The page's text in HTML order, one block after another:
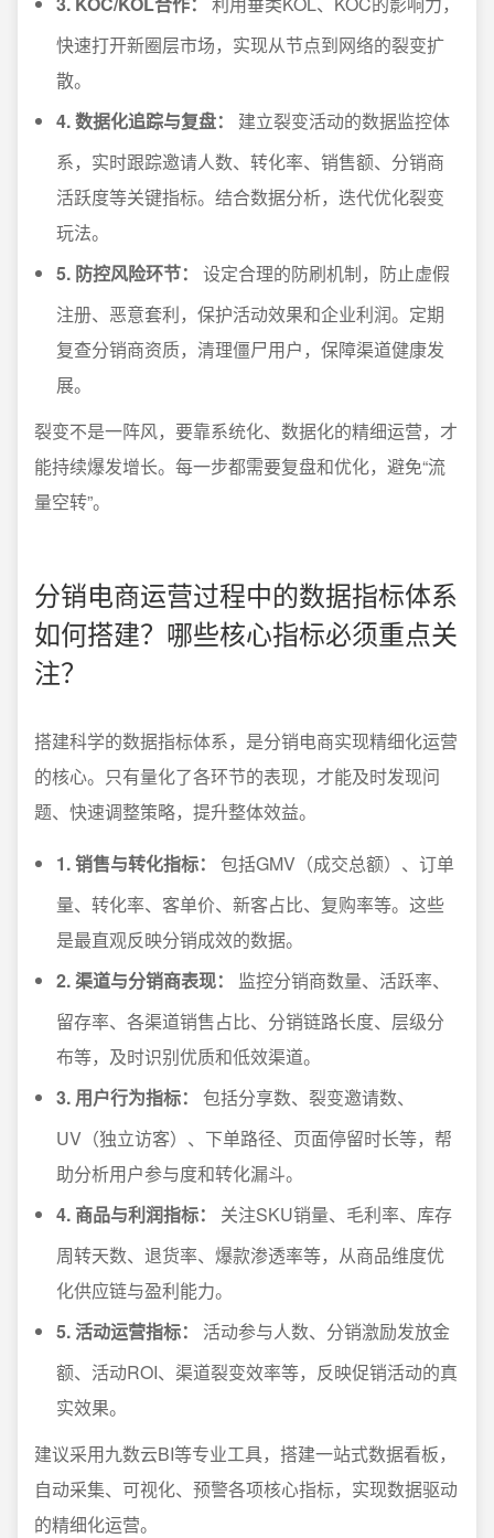
快速打开新圈层市场，实现从节点到网络的裂变扩
散。
4. 数据化追踪与复盘：
建立裂变活动的数据监控体
系，实时跟踪邀请人数、转化率、销售额、分销商
活跃度等关键指标。结合数据分析，迭代优化裂变
玩法。
5. 防控风险环节：
设定合理的防刷机制，防止虚假
注册、恶意套利，保护活动效果和企业利润。定期
复查分销商资质，清理僵尸用户，保障渠道健康发
展。
裂变不是一阵风，要靠系统化、数据化的精细运营，才
能持续爆发增长。每一步都需要复盘和优化，避免“流
量空转”。
分销电商运营过程中的数据指标体系
如何搭建？哪些核心指标必须重点关
注？
搭建科学的数据指标体系，是分销电商实现精细化运营
的核心。只有量化了各环节的表现，才能及时发现问
题、快速调整策略，提升整体效益。
1. 销售与转化指标：
包括GMV（成交总额）、订单
量、转化率、客单价、新客占比、复购率等。这些
是最直观反映分销成效的数据。
2. 渠道与分销商表现：
监控分销商数量、活跃率、
留存率、各渠道销售占比、分销链路长度、层级分
布等，及时识别优质和低效渠道。
3. 用户行为指标：
包括分享数、裂变邀请数、
UV（独立访客）、下单路径、页面停留时长等，帮
助分析用户参与度和转化漏斗。
4. 商品与利润指标：
关注SKU销量、毛利率、库存
周转天数、退货率、爆款渗透率等，从商品维度优
化供应链与盈利能力。
5. 活动运营指标：
活动参与人数、分销激励发放金
额、活动ROI、渠道裂变效率等，反映促销活动的真
实效果。
建议采用九数云BI等专业工具，搭建一站式数据看板，
自动采集、可视化、预警各项核心指标，实现数据驱动
的精细化运营。